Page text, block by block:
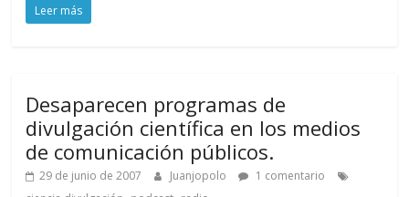
Leer más
Desaparecen programas de
divulgación científica en los medios
de comunicación públicos.
29 de junio de 2007 Juanjopolo
1 comentario